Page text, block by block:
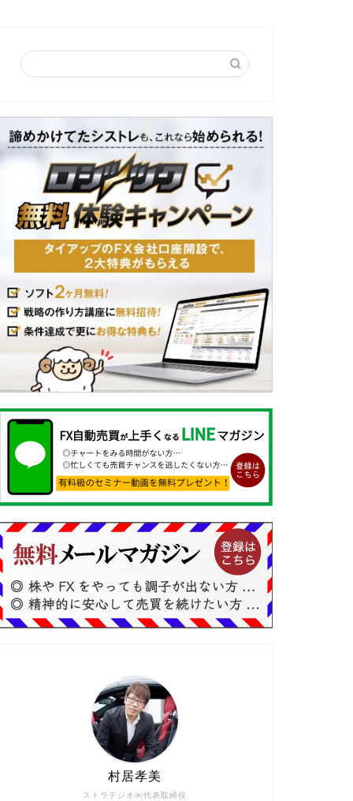
ストラテジオ㈱代表取締役
村居孝美